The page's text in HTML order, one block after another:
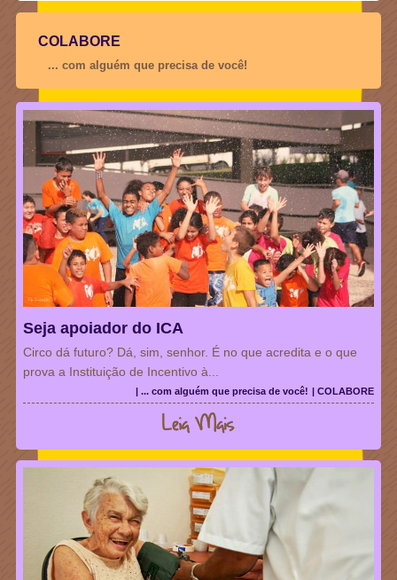
COLABORE
... com alguém que precisa de você!
Seja apoiador do ICA
Circo dá futuro? Dá, sim, senhor. É no que acredita e o que
prova a Instituição de Incentivo à...
| COLABORE
| ... com alguém que precisa de você!